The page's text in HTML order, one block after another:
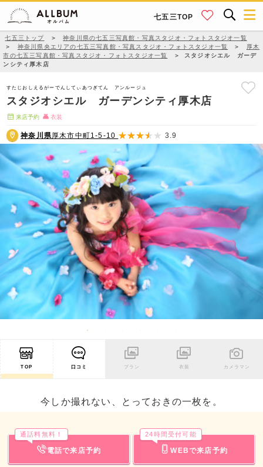
七五三TOP
七五三トップ ＞
神奈川県の七五三写真館・写真スタジオ・フォトスタジオ一覧
＞
神奈川県央エリアの七五三写真館・写真スタジオ・フォトスタジオ一覧 ＞
厚木
市の七五三写真館・写真スタジオ・フォトスタジオ一覧
＞
スタジオシエル ガーデ
ンシティ厚木店
すたじおしえるがーでんしてぃあつぎてん アンルージュ
スタジオシエル ガーデンシティ厚木店
来店予約 衣装
神奈川県厚木市中町1-5-10 3.9
TOP 口コミ プラン 衣装 カメラマン
今しか撮れない、とっておきの一枚を。
電話で来店予約
通話料無料！
WEBで来店予約
24時間受付可能